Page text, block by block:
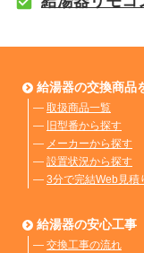
給湯器の交換商品
― 取扱商品一覧
― 旧型番から探す
― メーカーから探す
― 設置状況から探す
― 3分で完結Web見積
給湯器の安心工事
― 交換工事の流れ